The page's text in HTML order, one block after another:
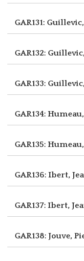
GAR131:
GAR132:
GAR133:
GAR134:
GAR135:
GAR136: Ibert,
GAR137: Ibert,
GAR138: Jouve,